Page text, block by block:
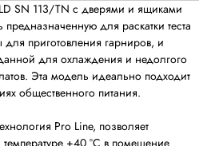
SN 113/TN с дверями и ящиками
для раскатки теста
приготовления гарниров, и
для охлаждения и недолгого
Эта модель идеально подходит
общественного питания.
Pro Line, позволяет